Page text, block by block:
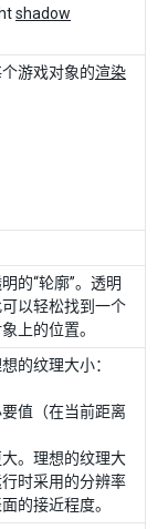
shadow
游戏对象的渲染
的“轮廓”。透明
以轻松找到一个
上的位置。
的纹理大小：
值（在当前距离
。理想的纹理大
时采用的分辨率
的接近程度。